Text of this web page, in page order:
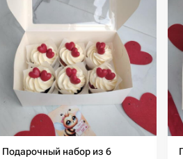
Подарочный набор из 6